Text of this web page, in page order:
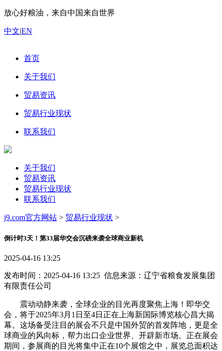
放心好粮油，来自中国来自世界
中文|EN
首页
关于我们
贸易资讯
贸易行业现状
联系我们
关于我们
贸易资讯
贸易行业现状
联系我们
j9.com官方网站 > 贸易行业现状 >
倒计时3天！第33届华交会沉磅来袭全球商业新机
2025-04-16 13:25
发布时间：2025-04-16 13:25 信息来源：辽宁省粮食发展集团
有限责任公司
震动动静来袭，全球企业的目光再度聚焦上海！即华交
会，将于2025年3月1日至4日正在上海新国际博览核心昌大揭
幕。这场备受注目的展会不只是中国外贸的首发阵地，更是全
球商业的风向标，帮力出口企业世界、开辟新市场。正在展会
期间，参展商的目光将集中正在10个展馆之中，展览总面积达